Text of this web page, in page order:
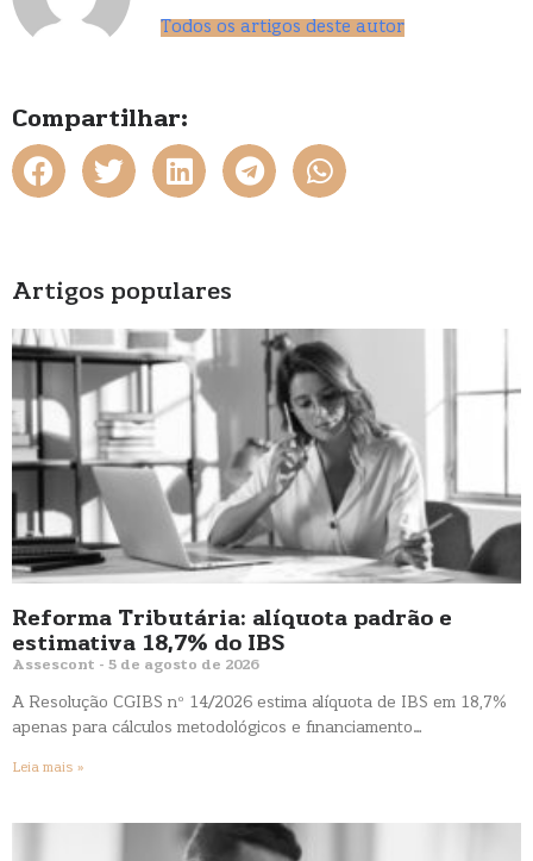
Todos os artigos deste autor
Compartilhar:
Artigos populares
Reforma Tributária: alíquota padrão e
estimativa 18,7% do IBS
Assescont 5 de agosto de 2026
A Resolução CGIBS nº 14/2026 estima alíquota de IBS em 18,7%
apenas para cálculos metodológicos e financiamento…
Leia mais »